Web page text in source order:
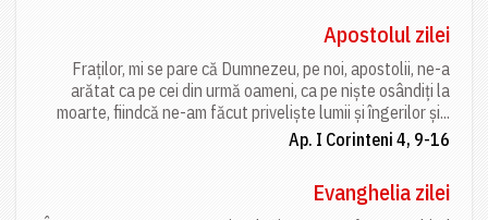
Apostolul zilei
Fraților, mi se pare că Dumnezeu, pe noi, apostolii, ne-a
arătat ca pe cei din urmă oameni, ca pe niște osândiți la
moarte, fiindcă ne-am făcut priveliște lumii și îngerilor și...
Ap. I Corinteni 4, 9-16
Evanghelia zilei